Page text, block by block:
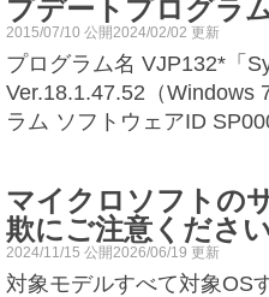
2015/07/10 公開2024/02/02 更新
プログラム名 VJP132*「
Ver.18.1.47.52（Windows
ラム ソフトウェアID
マイクロソフトの
欺にご注意くださ
2024/11/15 公開2026/06/19 更新
対象モデルすべて対象OS